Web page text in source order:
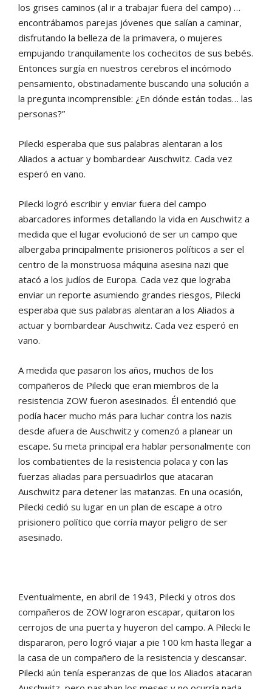
los grises caminos (al ir a trabajar fuera del campo) …
encontrábamos parejas jóvenes que salían a caminar,
disfrutando la belleza de la primavera, o mujeres
empujando tranquilamente los cochecitos de sus bebés.
Entonces surgía en nuestros cerebros el incómodo
pensamiento, obstinadamente buscando una solución a
la pregunta incomprensible: ¿En dónde están todas… las
personas?”
Pilecki esperaba que sus palabras alentaran a los
Aliados a actuar y bombardear Auschwitz. Cada vez
esperó en vano.
Pilecki logró escribir y enviar fuera del campo
abarcadores informes detallando la vida en Auschwitz a
medida que el lugar evolucionó de ser un campo que
albergaba principalmente prisioneros políticos a ser el
centro de la monstruosa máquina asesina nazi que
atacó a los judíos de Europa. Cada vez que lograba
enviar un reporte asumiendo grandes riesgos, Pilecki
esperaba que sus palabras alentaran a los Aliados a
actuar y bombardear Auschwitz. Cada vez esperó en
vano.
A medida que pasaron los años, muchos de los
compañeros de Pilecki que eran miembros de la
resistencia ZOW fueron asesinados. Él entendió que
podía hacer mucho más para luchar contra los nazis
desde afuera de Auschwitz y comenzó a planear un
escape. Su meta principal era hablar personalmente con
los combatientes de la resistencia polaca y con las
fuerzas aliadas para persuadirlos que atacaran
Auschwitz para detener las matanzas. En una ocasión,
Pilecki cedió su lugar en un plan de escape a otro
prisionero político que corría mayor peligro de ser
asesinado.
Eventualmente, en abril de 1943, Pilecki y otros dos
compañeros de ZOW lograron escapar, quitaron los
cerrojos de una puerta y huyeron del campo. A Pilecki le
dispararon, pero logró viajar a pie 100 km hasta llegar a
la casa de un compañero de la resistencia y descansar.
Pilecki aún tenía esperanzas de que los Aliados atacaran